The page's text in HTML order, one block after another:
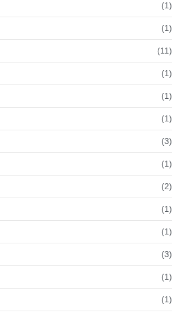
(1)
(1)
(11)
(1)
(1)
(1)
(3)
(1)
(2)
(1)
(1)
(3)
(1)
(1)